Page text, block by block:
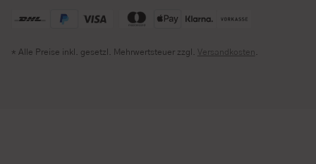
* Alle Preise inkl. gesetzl. Mehrwertsteuer zzgl. Versandkosten